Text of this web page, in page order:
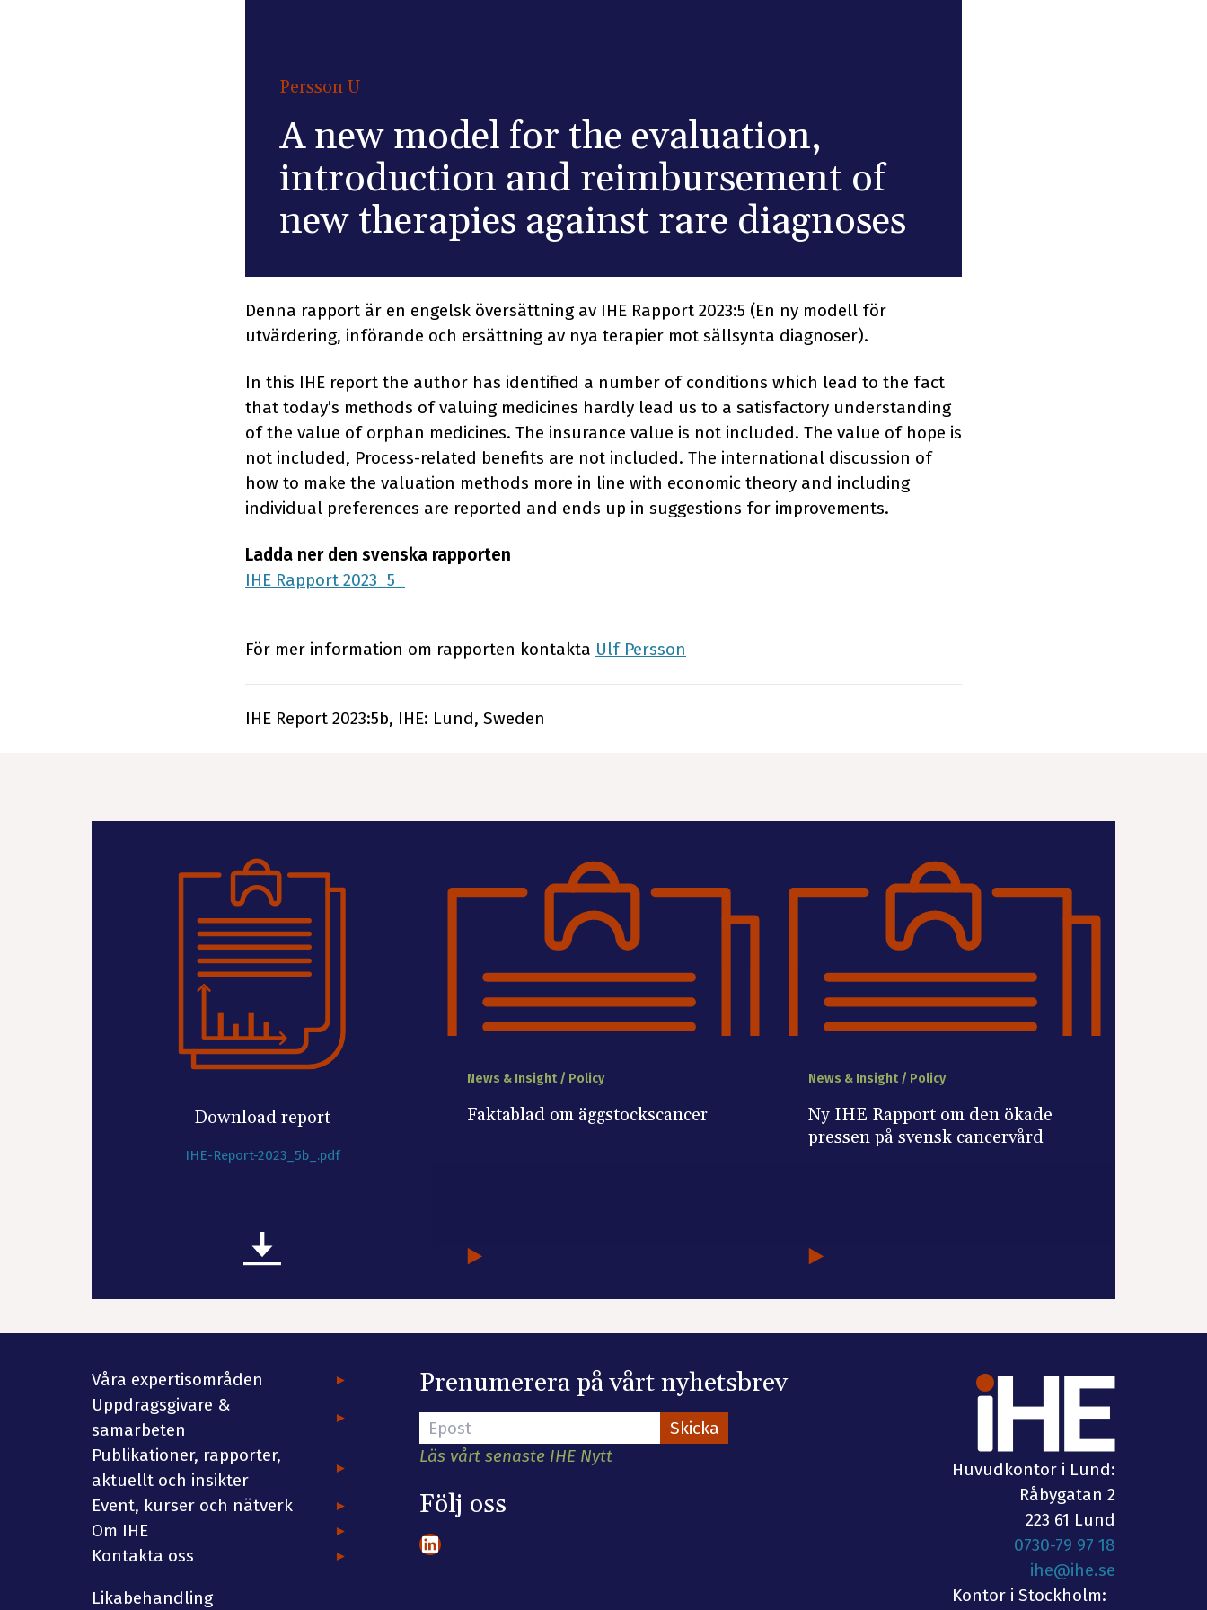
Persson U
A new model for the evaluation,
introduction and reimbursement of
new therapies against rare diagnoses
Denna rapport är en engelsk översättning av IHE Rapport 2023:5 (En ny modell för
utvärdering, införande och ersättning av nya terapier mot sällsynta diagnoser).
In this IHE report the author has identified a number of conditions which lead to the fact
that today’s methods of valuing medicines hardly lead us to a satisfactory understanding
of the value of orphan medicines. The insurance value is not included. The value of hope is
not included, Process-related benefits are not included. The international discussion of
how to make the valuation methods more in line with economic theory and including
individual preferences are reported and ends up in suggestions for improvements.
Ladda ner den svenska rapporten
IHE Rapport 2023_5_
För mer information om rapporten kontakta Ulf Persson
IHE Report 2023:5b, IHE: Lund, Sweden
Download report
IHE-Report-2023_5b_.pdf
News & Insight / Policy
Faktablad om äggstockscancer
News & Insight / Policy
Ny IHE Rapport om den ökade
pressen på svensk cancervård
Våra expertisområden
Uppdragsgivare &
samarbeten
Publikationer, rapporter,
aktuellt och insikter
Event, kurser och nätverk
Om IHE
Kontakta oss
Likabehandling
Prenumerera på vårt nyhetsbrev
Läs vårt senaste IHE Nytt
Följ oss
LinkedIn
Huvudkontor i Lund:
Råbygatan 2
223 61 Lund
0730-79 97 18
ihe@ihe.se
Kontor i Stockholm: